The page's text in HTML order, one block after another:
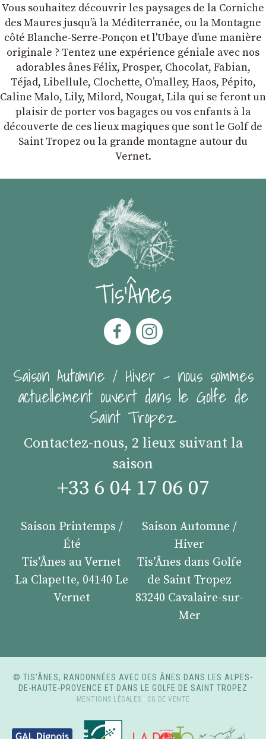
Vous souhaitez découvrir les paysages de la Corniche
des Maures jusqu’à la Méditerranée, ou la Montagne
côté Blanche-Serre-Ponçon et l'Ubaye dʼune manière
originale ? Tentez une expérience géniale avec nos
adorables ânes Félix, Prosper, Chocolat, Fabian,
Téjad, Libellule, Clochette, Oʼmalley, Haos, Pépito,
Caline Malo, Lily, Milord, Nougat, Lila qui se feront un
plaisir de porter vos bagages ou vos enfants à la
découverte de ces lieux magiques que sont le Golf de
Saint Tropez ou la grande montagne autour du
Vernet.
Tis'Ânes
Saison Automne / Hiver - nous sommes
actuellement ouvert dans le Golfe de
Saint Tropez
Contactez-nous, 2 lieux suivant la
saison
+33 6 04 17 06 07
Saison Printemps /
Été
Tis’Ânes au Vernet
La Clapette, 04140 Le
Vernet
Saison Automne /
Hiver
Tis’Ânes dans Golfe
de Saint Tropez
83240 Cavalaire-sur-
Mer
© TIS’ÂNES, RANDONNÉES AVEC DES ÂNES DANS LES ALPES-
DE-HAUTE-PROVENCE ET DANS LE GOLFE DE SAINT TROPEZ
MENTIONS LÉGALES - CG DE VENTE